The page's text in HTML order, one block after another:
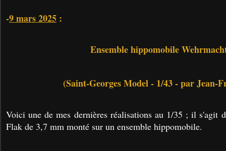
-9 mars 2025 :
Ensemble hippomobile
(Saint-Georges Model - 1/43 - par Jean-
Voici une de mes dernières réalisations au 1/35 ; il s'agit
Flak de 3,7 mm monté sur un ensemble hippomobile.